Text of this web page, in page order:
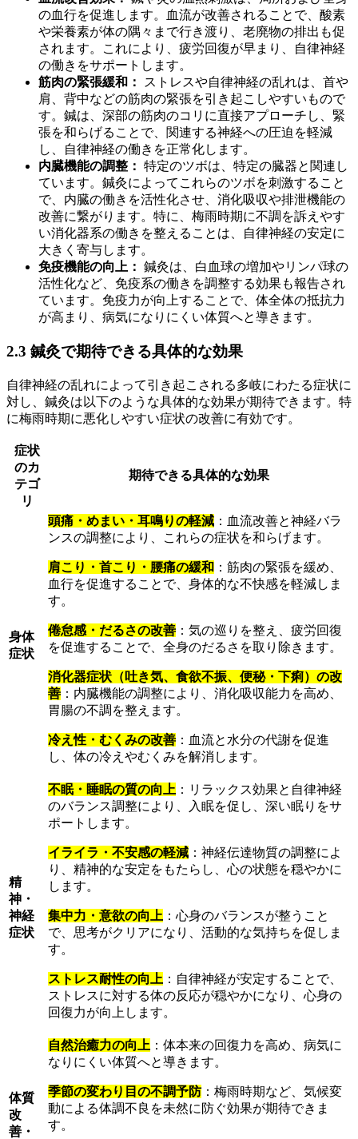
の血行を促進します。血流が改善されることで、酸素
や栄養素が体の隅々まで行き渡り、老廃物の排出も促
されます。これにより、疲労回復が早まり、自律神経
の働きをサポートします。
筋肉の緊張緩和：
ストレスや自律神経の乱れは、首や
肩、背中などの筋肉の緊張を引き起こしやすいもので
す。鍼は、深部の筋肉のコリに直接アプローチし、緊
張を和らげることで、関連する神経への圧迫を軽減
し、自律神経の働きを正常化します。
内臓機能の調整： 特定のツボは、特定の臓器と関連し
ています。鍼灸によってこれらのツボを刺激すること
で、内臓の働きを活性化させ、消化吸収や排泄機能の
改善に繋がります。特に、梅雨時期に不調を訴えやす
い消化器系の働きを整えることは、自律神経の安定に
大きく寄与します。
免疫機能の向上： 鍼灸は、白血球の増加やリンパ球の
活性化など、免疫系の働きを調整する効果も報告され
ています。免疫力が向上することで、体全体の抵抗力
が高まり、病気になりにくい体質へと導きます。
2.3 鍼灸で期待できる具体的な効果
自律神経の乱れによって引き起こされる多岐にわたる症状に
対し、鍼灸は以下のような具体的な効果が期待できます。特
に梅雨時期に悪化しやすい症状の改善に有効です。
症状
のカ
テゴ
リ
期待できる具体的な効果
身体
症状
頭痛・めまい・耳鳴りの軽減 ：血流改善と神経バラ
ンスの調整により、これらの症状を和らげます。
肩こり・首こり・腰痛の緩和 ：筋肉の緊張を緩め、
血行を促進することで、身体的な不快感を軽減しま
す。
倦怠感・だるさの改善 ：気の巡りを整え、疲労回復
を促進することで、全身のだるさを取り除きます。
消化器症状（吐き気、食欲不振、便秘・下痢）の改
善 ：内臓機能の調整により、消化吸収能力を高め、
胃腸の不調を整えます。
冷え性・むくみの改善 ：血流と水分の代謝を促進
し、体の冷えやむくみを解消します。
精
神・
神経
症状
不眠・睡眠の質の向上 ：リラックス効果と自律神経
のバランス調整により、入眠を促し、深い眠りをサ
ポートします。
イライラ・不安感の軽減 ：神経伝達物質の調整によ
り、精神的な安定をもたらし、心の状態を穏やかに
します。
集中力・意欲の向上 ：心身のバランスが整うこと
で、思考がクリアになり、活動的な気持ちを促しま
す。
ストレス耐性の向上 ：自律神経が安定することで、
ストレスに対する体の反応が穏やかになり、心身の
回復力が向上します。
体質
改
善・
自然治癒力の向上 ：体本来の回復力を高め、病気に
なりにくい体質へと導きます。
季節の変わり目の不調予防：梅雨時期など、気候変
動による体調不良を未然に防ぐ効果が期待できま
す。